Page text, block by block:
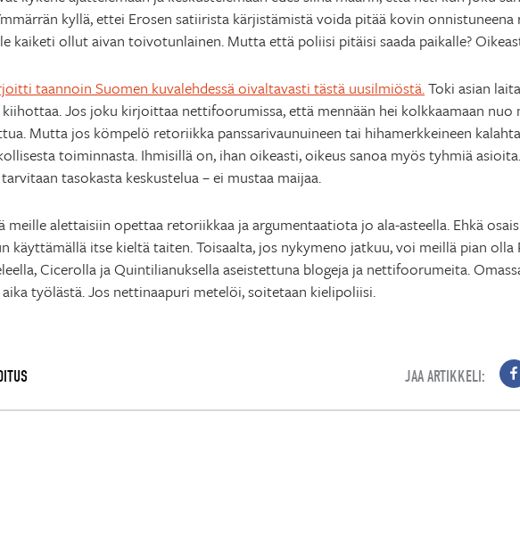
kyllä, ettei Erosen satiirista kärjistämistä voida pitää kovin onnistuneena
kaiketi ollut aivan toivotunlainen. Mutta että poliisi pitäisi saada paikalle?
taannoin Suomen kuvalehdessä oivaltavasti tästä uusilmiöstä.Toki asian
Jos joku kirjoittaa nettifoorumissa, että mennään hei kolkkaamaan nuo
Mutta jos kömpelö retoriikka panssarivaunuineen tai hihamerkkeineen
toiminnasta. Ihmisillä on, ihan oikeasti, oikeus sanoa myös tyhmiä
tasokasta keskustelua – ei mustaa maijaa.
meille alettaisiin opettaa retoriikkaa ja argumentaatiota jo ala-asteella. Ehkä
käyttämällä itse kieltä taiten. Toisaalta, jos nykymeno jatkuu, voi meillä pian olla
Cicerolla ja Quintilianuksella aseistettuna blogeja ja nettifoorumeita.
työlästä. Jos nettinaapuri metelöi, soitetaan kielipoliisi.
JAA ARTIKKELI: